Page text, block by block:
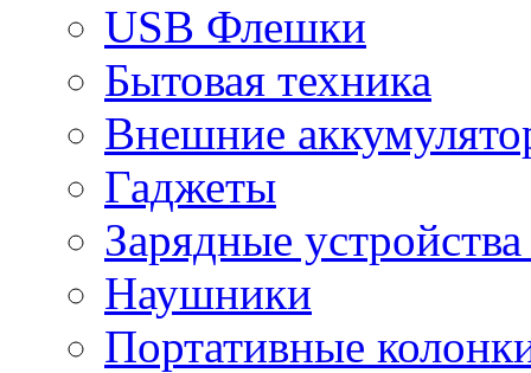
USB Флешки
Бытовая техника
Внешние
Гаджеты
Зарядные
Наушники
Портативные